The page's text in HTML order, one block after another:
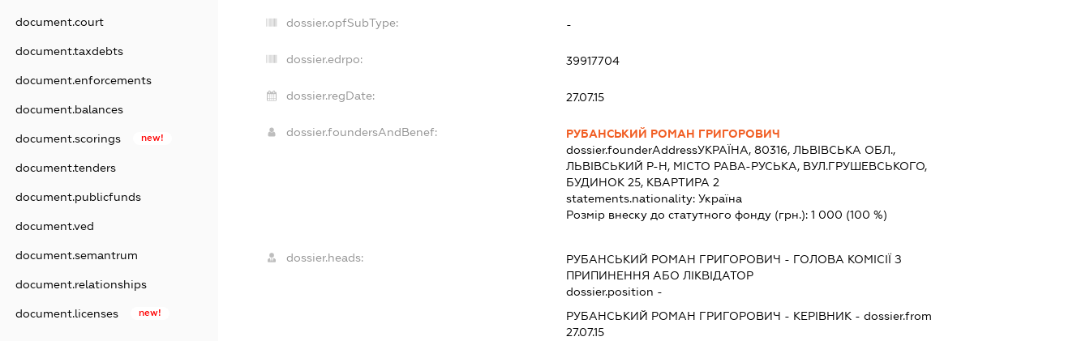
document.court
document.taxdebts
document.enforcements
document.balances
document.scorings new!
document.tenders
document.publicfunds
document.ved
document.semantrum
document.relationships
document.licenses new!
dossier.opfSubType: -
dossier.edrpo: 39917704
dossier.regDate: 27.07.15
dossier.foundersAndBenef:
РУБАНСЬКИЙ РОМАН ГРИГОРОВИЧ
dossier.founderAddressУКРАЇНА, 80316, ЛЬВІВСЬКА ОБЛ.,
ЛЬВІВСЬКИЙ Р-Н, МІСТО РАВА-РУСЬКА, ВУЛ.ГРУШЕВСЬКОГО,
БУДИНОК 25, КВАРТИРА 2
statements.nationality:Україна
Розмір внеску до статутного фонду (грн.):1 000 (100 %)
dossier.heads: РУБАНСЬКИЙ РОМАН ГРИГОРОВИЧ - ГОЛОВА КОМІСІЇ З
ПРИПИНЕННЯ АБО ЛІКВІДАТОР
dossier.position -
РУБАНСЬКИЙ РОМАН ГРИГОРОВИЧ - КЕРІВНИК - dossier.from
27.07.15